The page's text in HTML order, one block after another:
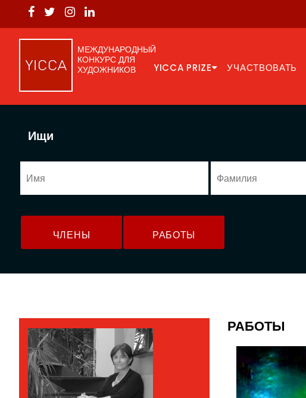
МЕЖДУНАРОДНЫЙ
КОНКУРС ДЛЯ
ХУДОЖНИКОВ
YICCA PRIZE УЧАСТВОВАТЬ
Ищи
ЧЛЕНЫ РАБОТЫ
РАБОТЫ